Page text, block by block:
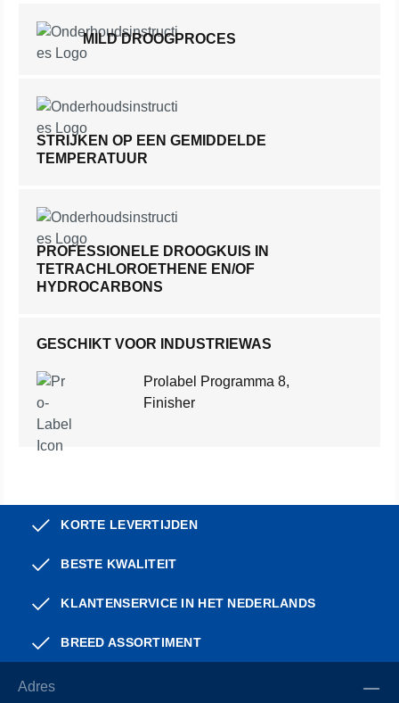
MILD DROOGPROCES
STRIJKEN OP EEN GEMIDDELDE
TEMPERATUUR
PROFESSIONELE DROOGKUIS IN
TETRACHLOROETHENE EN/OF
HYDROCARBONS
GESCHIKT VOOR INDUSTRIEWAS
Prolabel Programma 8,
Finisher
KORTE LEVERTIJDEN
BESTE KWALITEIT
KLANTENSERVICE IN HET NEDERLANDS
BREED ASSORTIMENT
Adres